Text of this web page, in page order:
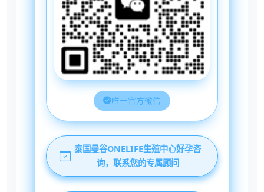
唯一官方微信
泰国曼谷ONELIFE生殖中心好孕咨
询，联系您的专属顾问